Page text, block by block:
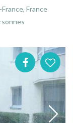
France